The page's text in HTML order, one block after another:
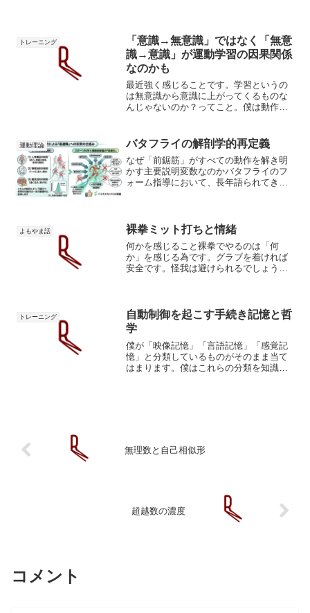
では非常に扱い...
トレーニング
「意識→無意識」ではなく「無意
識→意識」が運動学習の因果関係
なのかも
最近強く感じることです。学習というの
は無意識から意識に上がってくるものな
んじゃないのか？ってこと。僕は動作を
ど頭を悩ませてきました。原因を究明し
ようと選手、練習生達に協...
運動理論 バタフライの解剖学的再定義
なぜ「前鋸筋」がすべての動作を解き明
かす主要説明変数なのかバタフライのフ
ォーム指導において、長年語られてきた
てたアドバイス（ローカル...
よもやま話 裸拳ミット打ちと情緒
何かを感じること裸拳でやるのは「何
か」を感じる為です。グラブを着ければ
安全です。怪我は避けられるでしょう。
ください。あなたの防衛本能...
トレーニング
自動制御を起こす手続き記憶と哲
学
僕が「映像記憶」「言語記憶」「感覚記
憶」と分類しているものがそのまま当て
はまります。僕はこれらの分類を知識と
無理数と自己相似形
超越数の濃度
コメント